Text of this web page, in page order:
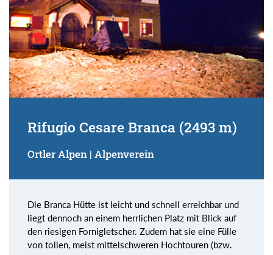
Rifugio Cesare Branca (2493 m)
Ortler Alpen | Alpenverein
Die Branca Hütte ist leicht und schnell erreichbar und
liegt dennoch an einem herrlichen Platz mit Blick auf
den riesigen Fornigletscher. Zudem hat sie eine Fülle
von tollen, meist mittelschweren Hochtouren (bzw.